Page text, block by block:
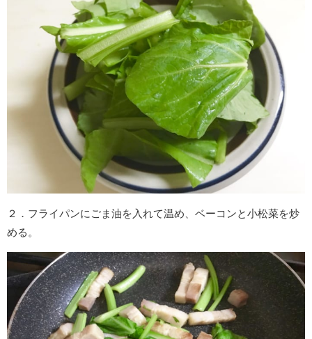
２．フライパンにごま油を入れて温め、ベーコンと小松菜を炒
める。